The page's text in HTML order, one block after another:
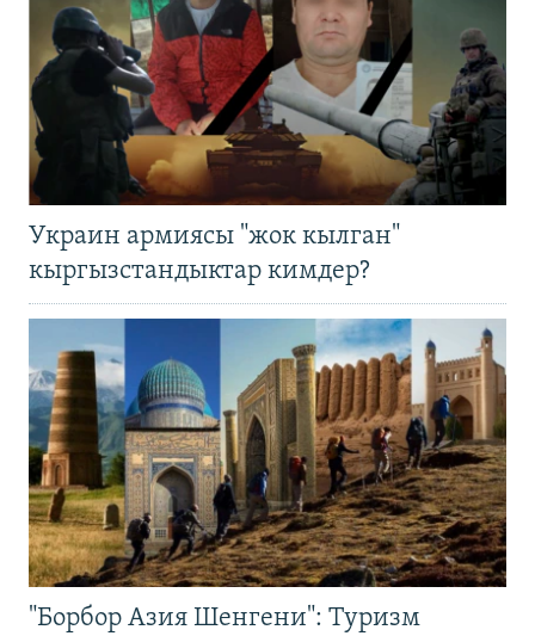
Украин армиясы "жок кылган"
кыргызстандыктар кимдер?
"Борбор Азия Шенгени": Туризм